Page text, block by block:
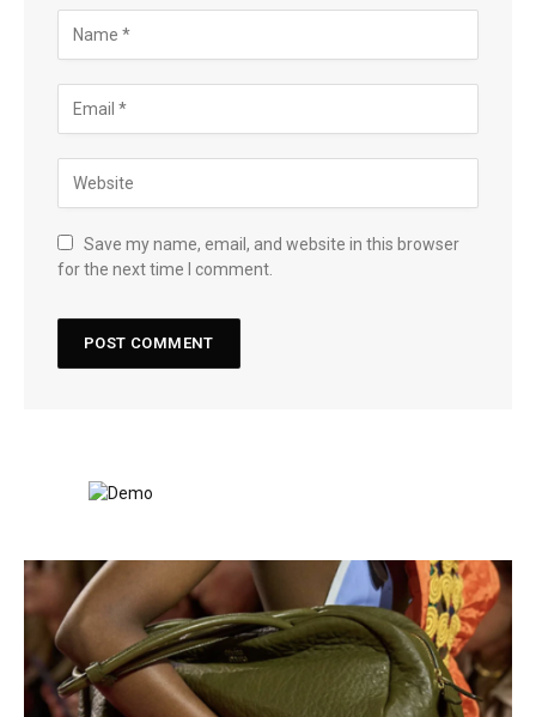
Save my name, email, and website in this browser
for the next time I comment.